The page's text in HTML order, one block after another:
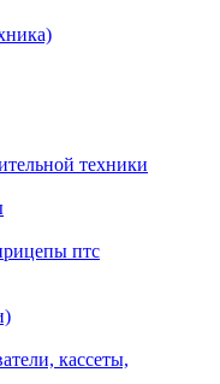
техники
птс
кассеты,